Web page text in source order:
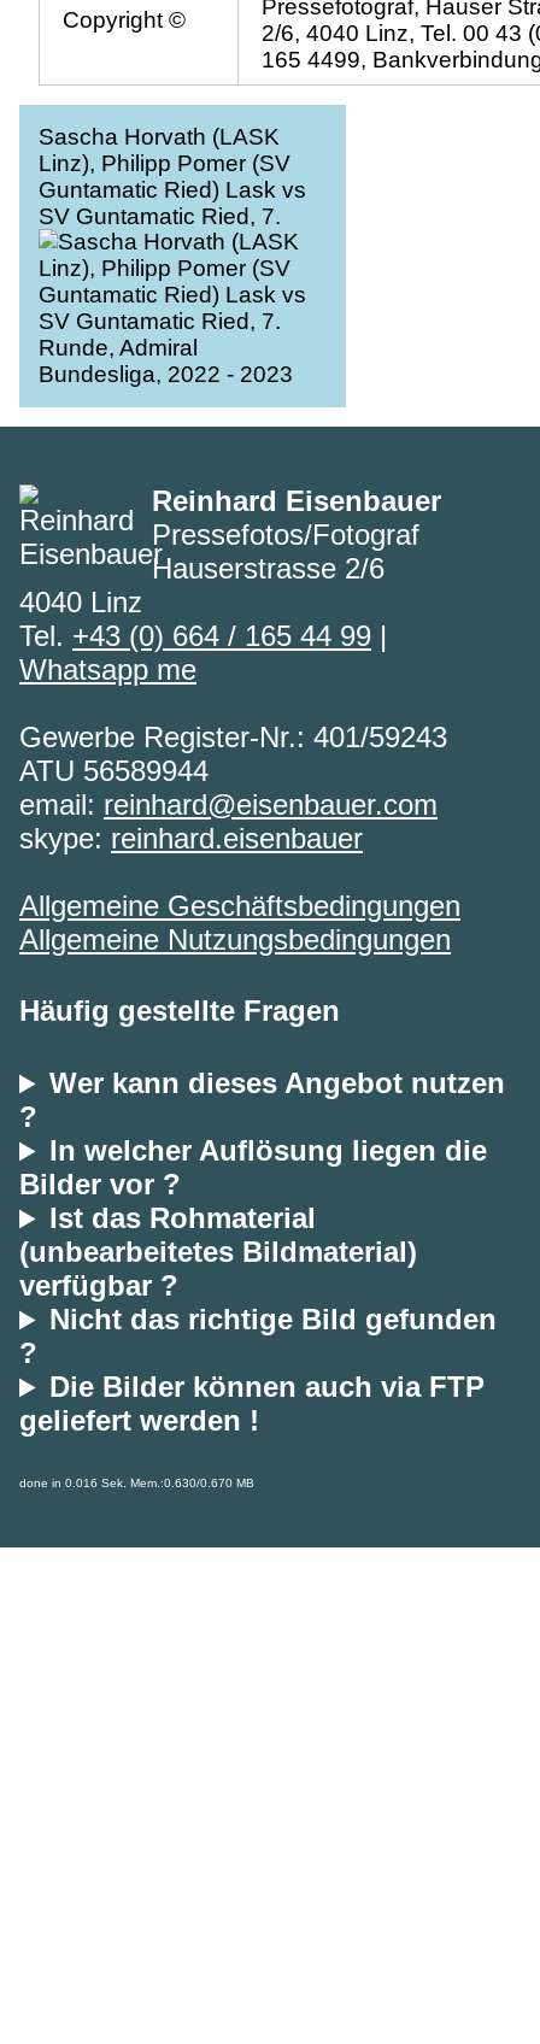
Copyright ©
Pressefotograf, Hauser
2/6, 4040 Linz, Tel. 00 43
165 4499,
Sascha Horvath (LASK
Linz), Philipp Pomer (SV
Guntamatic Ried) Lask vs
SV Guntamatic Ried, 7.
Runde, Admiral
Bundesliga, 2022 - 2023
Reinhard Eisenbauer
Pressefotos/Fotograf
Hauserstrasse 2/6
4040 Linz
Tel. +43 (0) 664 / 165 44 99 |
Whatsapp me
Gewerbe Register-Nr.: 401/59243
ATU 56589944
email: reinhard@eisenbauer.com
skype: reinhard.eisenbauer
Allgemeine Geschäftsbedingungen
Allgemeine Nutzungsbedingungen
Häufig gestellte Fragen
Wer kann dieses Angebot nutzen
?
In welcher Auflösung liegen die
Bilder vor ?
Ist das Rohmaterial
(unbearbeitetes Bildmaterial)
verfügbar ?
Nicht das richtige Bild gefunden
?
Die Bilder können auch via FTP
geliefert werden !
done in 0.016 Sek. Mem.:0.630/0.670 MB